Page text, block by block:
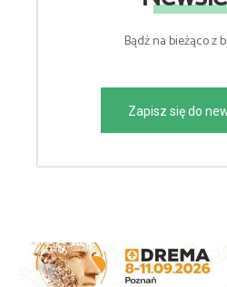
Bądź na bieżąco z
Zapisz się do